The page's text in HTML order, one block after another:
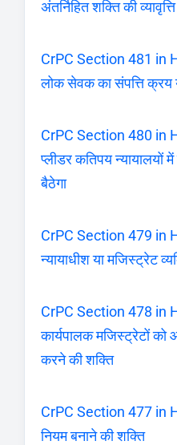
अंतर्निहित शक्ति की व्यावृत्ति
CrPC Section 481 in
लोक सेवक का संपत्ति क्रय
CrPC Section 480 in
प्लीडर कतिपय न्यायालयों
बैठेगा
CrPC Section 479 in
न्यायाधीश या मजिस्ट्रेट
CrPC Section 478 in
कार्यपालक मजिस्ट्रेटों को
करने की शक्ति
CrPC Section 477 in
नियम बनाने की शक्ति